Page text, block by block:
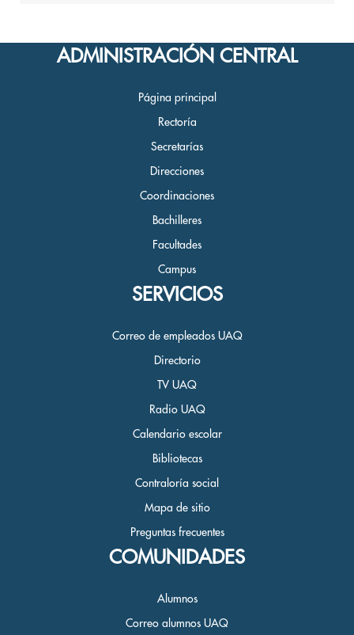
ADMINISTRACIÓN CENTRAL
Página principal
Rectoría
Secretarías
Direcciones
Coordinaciones
Bachilleres
Facultades
Campus
SERVICIOS
Correo de empleados UAQ
Directorio
TV UAQ
Radio UAQ
Calendario escolar
Bibliotecas
Contraloría social
Mapa de sitio
Preguntas frecuentes
COMUNIDADES
Alumnos
Correo alumnos UAQ